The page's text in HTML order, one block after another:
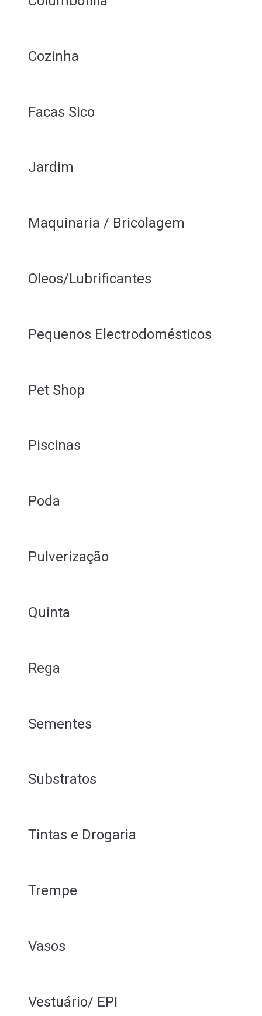
Cozinha
Facas Sico
Jardim
Maquinaria / Bricolagem
Oleos/Lubrificantes
Pequenos Electrodomésticos
Pet Shop
Piscinas
Poda
Pulverização
Quinta
Rega
Sementes
Substratos
Tintas e Drogaria
Trempe
Vasos
Vestuário/ EPI